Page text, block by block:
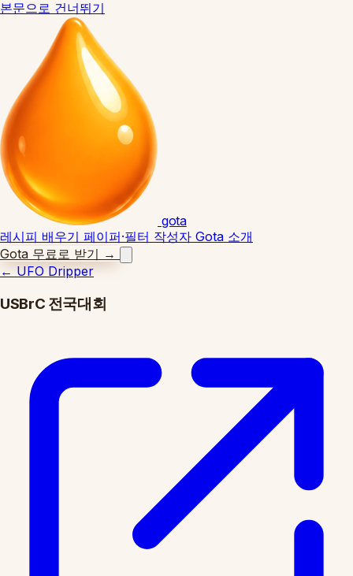
본문으로 건너뛰기
gota
레시피 배우기 페이퍼·필터 작성자 Gota 소개
Gota 무료로 받기 →
← UFO Dripper
USBrC 전국대회